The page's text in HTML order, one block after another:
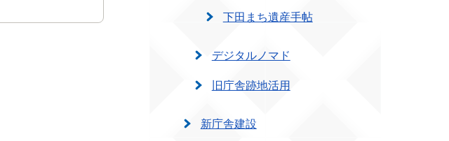
下田まち遺産手帖
デジタルノマド
旧庁舎跡地活用
新庁舎建設